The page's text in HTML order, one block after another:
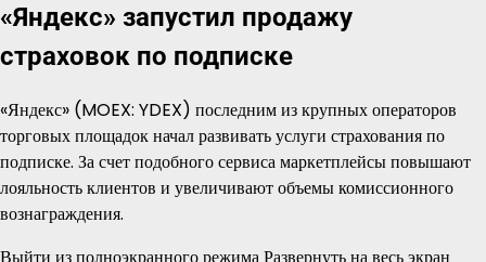
«Яндекс» запустил продажу
страховок по подписке
«Яндекс» (MOEX: YDEX) последним из крупных операторов
торговых площадок начал развивать услуги страхования по
подписке. За счет подобного сервиса маркетплейсы повышают
лояльность клиентов и увеличивают объемы комиссионного
вознаграждения.
Выйти из полноэкранного режима Развернуть на весь экран